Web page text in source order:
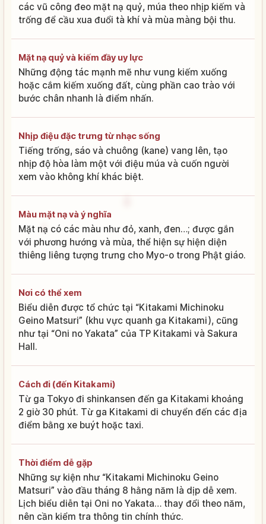
các vũ công đeo mặt nạ quỷ, múa theo nhịp kiếm và
trống để cầu xua đuổi tà khí và mùa màng bội thu.
Mặt nạ quỷ và kiếm đầy uy lực
Những động tác mạnh mẽ như vung kiếm xuống
hoặc cắm kiếm xuống đất, cùng phần cao trào với
bước chân nhanh là điểm nhấn.
Nhịp điệu đặc trưng từ nhạc sống
Tiếng trống, sáo và chuông (kane) vang lên, tạo
nhịp độ hòa làm một với điệu múa và cuốn người
xem vào không khí khác biệt.
Màu mặt nạ và ý nghĩa
Mặt nạ có các màu như đỏ, xanh, đen…; được gắn
với phương hướng và mùa, thể hiện sự hiện diện
thiêng liêng tượng trưng cho Myo-o trong Phật giáo.
Nơi có thể xem
Biểu diễn được tổ chức tại “Kitakami Michinoku
Geino Matsuri” (khu vực quanh ga Kitakami), cũng
như tại “Oni no Yakata” của TP Kitakami và Sakura
Hall.
Cách đi (đến Kitakami)
Từ ga Tokyo đi shinkansen đến ga Kitakami khoảng
2 giờ 30 phút. Từ ga Kitakami di chuyển đến các địa
điểm bằng xe buýt hoặc taxi.
Thời điểm dễ gặp
Những sự kiện như “Kitakami Michinoku Geino
Matsuri” vào đầu tháng 8 hằng năm là dịp dễ xem.
Lịch biểu diễn tại Oni no Yakata… thay đổi theo năm,
nên cần kiểm tra thông tin chính thức.